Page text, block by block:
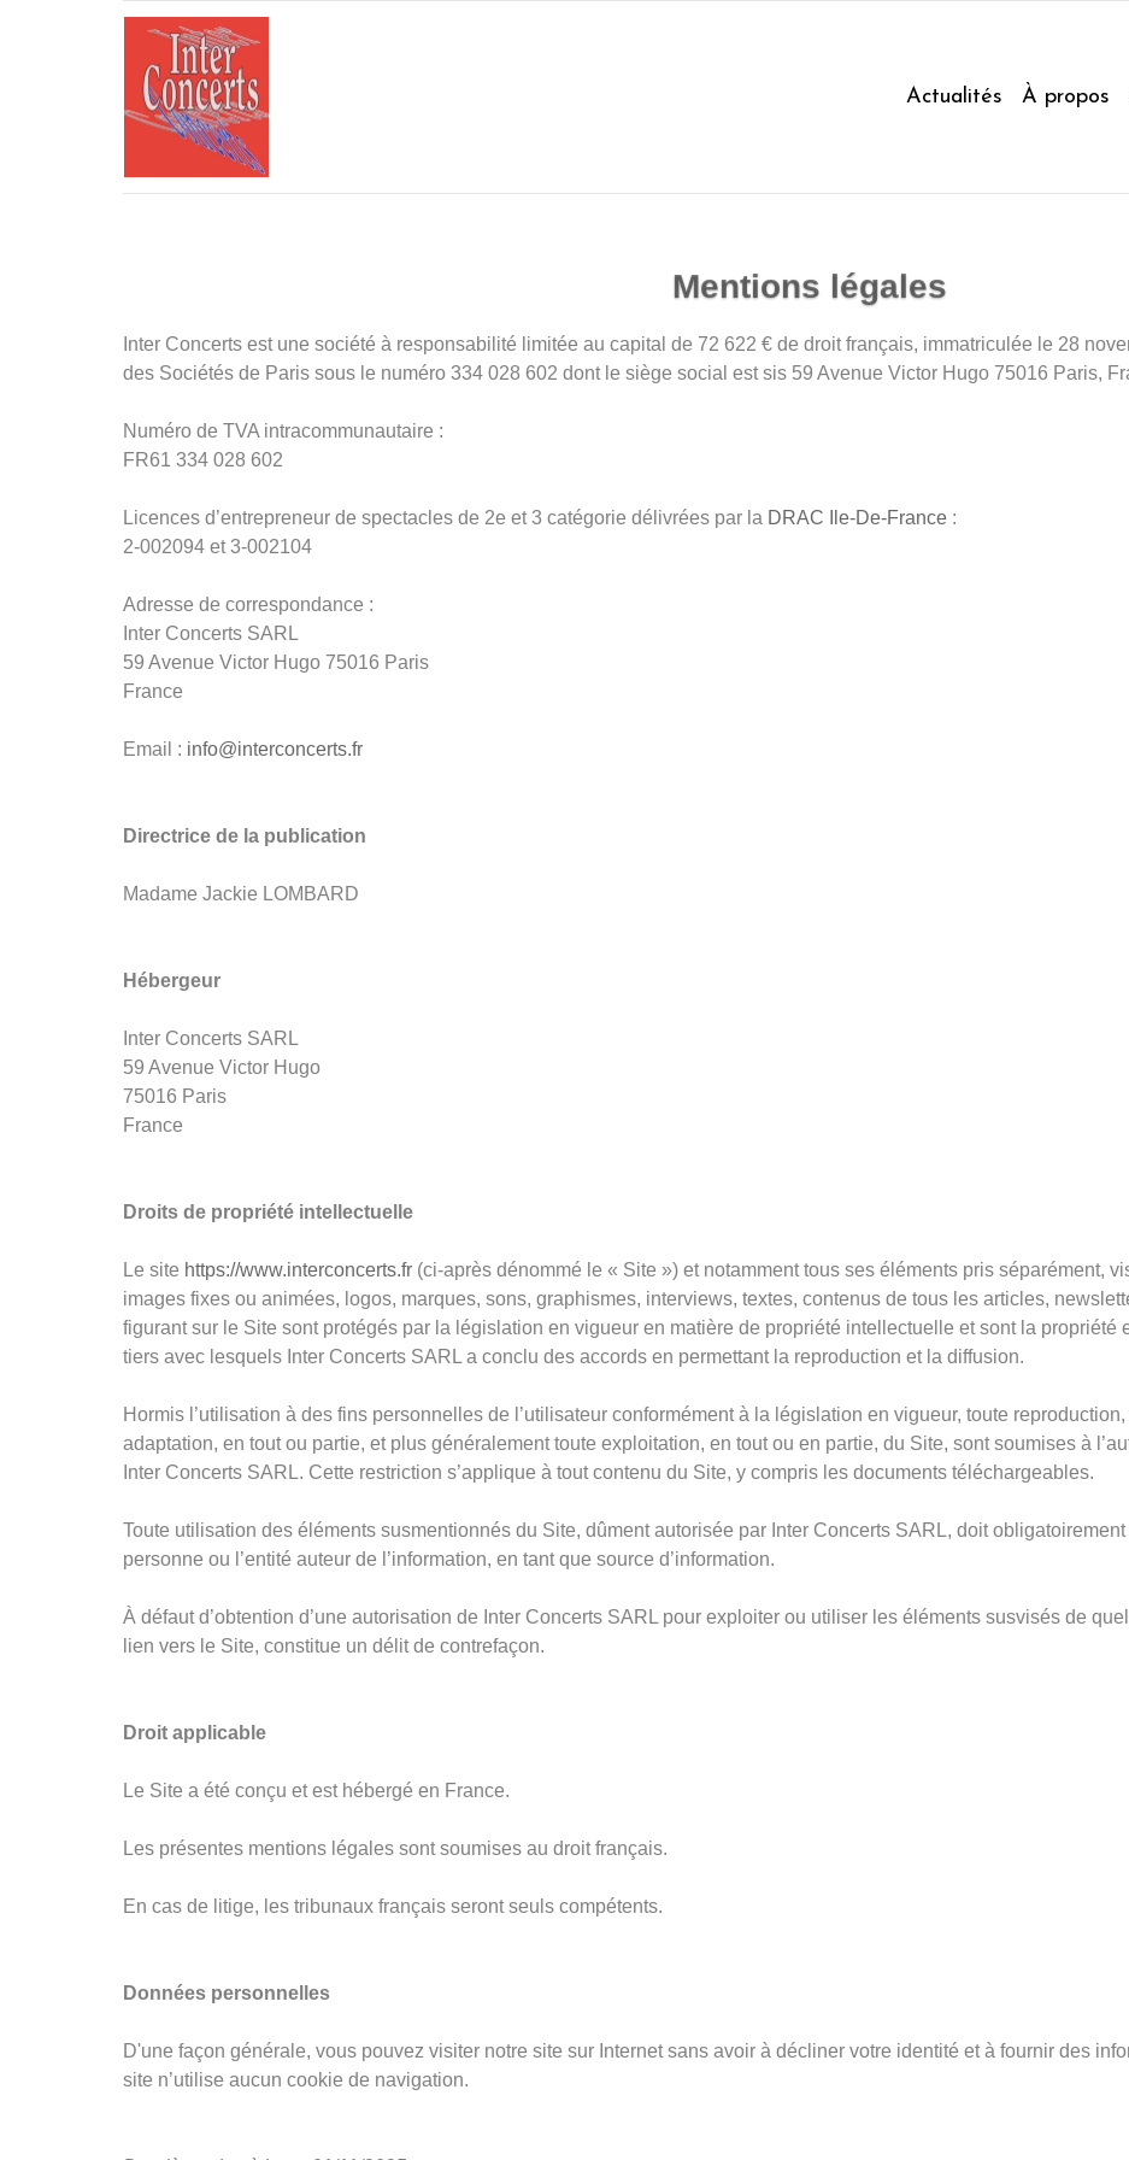
Actualités À propos
Mentions légales
Inter Concerts est une société à responsabilité limitée au capital de 72 622 € de droit français, immatriculée le 28
des Sociétés de Paris sous le numéro 334 028 602 dont le siège social est sis 59 Avenue Victor Hugo 75016 Paris,
Numéro de TVA intracommunautaire :
FR61 334 028 602
Licences d’entrepreneur de spectacles de 2e et 3 catégorie délivrées par la DRAC Ile-De-France :
2-002094 et 3-002104
Adresse de correspondance :
Inter Concerts SARL
59 Avenue Victor Hugo 75016 Paris
France
Email : info@interconcerts.fr
Directrice de la publication
Madame Jackie LOMBARD
Hébergeur
Inter Concerts SARL
59 Avenue Victor Hugo
75016 Paris
France
Droits de propriété intellectuelle
Le site https://www.interconcerts.fr (ci-après dénommé le « Site ») et notamment tous ses éléments pris séparément,
images fixes ou animées, logos, marques, sons, graphismes, interviews, textes, contenus de tous les articles,
figurant sur le Site sont protégés par la législation en vigueur en matière de propriété intellectuelle et sont la propriété
tiers avec lesquels Inter Concerts SARL a conclu des accords en permettant la reproduction et la diffusion.
Hormis l’utilisation à des fins personnelles de l’utilisateur conformément à la législation en vigueur, toute
adaptation, en tout ou partie, et plus généralement toute exploitation, en tout ou en partie, du Site, sont soumises à
Inter Concerts SARL. Cette restriction s’applique à tout contenu du Site, y compris les documents téléchargeables.
Toute utilisation des éléments susmentionnés du Site, dûment autorisée par Inter Concerts SARL, doit
personne ou l’entité auteur de l’information, en tant que source d’information.
À défaut d’obtention d’une autorisation de Inter Concerts SARL pour exploiter ou utiliser les éléments susvisés de
lien vers le Site, constitue un délit de contrefaçon.
Droit applicable
Le Site a été conçu et est hébergé en France.
Les présentes mentions légales sont soumises au droit français.
En cas de litige, les tribunaux français seront seuls compétents.
Données personnelles
D'une façon générale, vous pouvez visiter notre site sur Internet sans avoir à décliner votre identité et à fournir des
site n’utilise aucun cookie de navigation.